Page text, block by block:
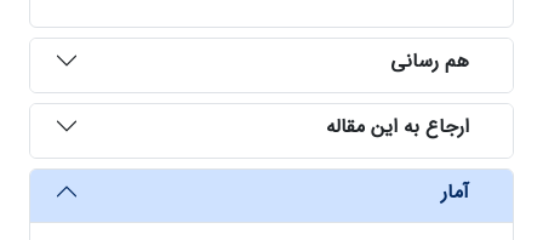
هم رسانی
ارجاع به این مقاله
آمار